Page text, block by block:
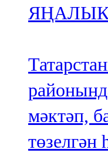
мәктәп,
төзелгән